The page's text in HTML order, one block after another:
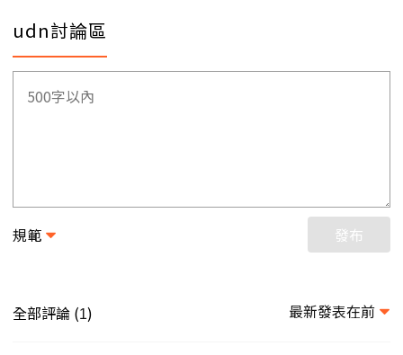
udn討論區
規範 發布
全部評論 (1) 最新發表在前